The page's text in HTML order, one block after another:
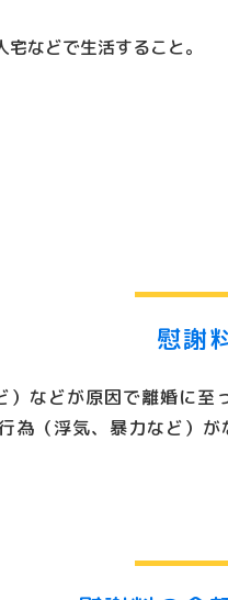
などで生活すること。
慰謝
などが原因で離婚に
為（浮気、暴力など）